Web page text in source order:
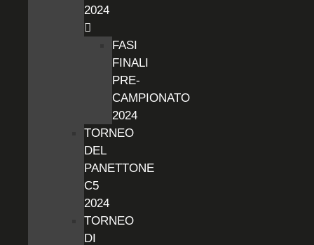
2024
FASI
FINALI
PRE-
CAMPIONATO
2024
TORNEO
DEL
PANETTONE
C5
2024
TORNEO
DI